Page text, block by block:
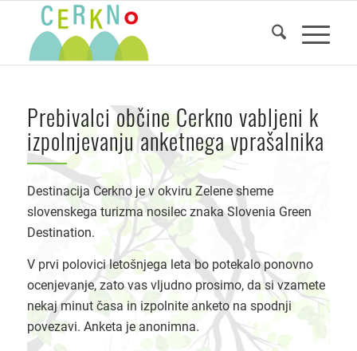
Prebivalci občine Cerkno vabljeni k
izpolnjevanju anketnega vprašalnika
Destinacija Cerkno je v okviru Zelene sheme
slovenskega turizma nosilec znaka Slovenia Green
Destination.
V prvi polovici letošnjega leta bo potekalo ponovno
ocenjevanje, zato vas vljudno prosimo, da si vzamete
nekaj minut časa in izpolnite anketo na spodnji
povezavi. Anketa je anonimna.